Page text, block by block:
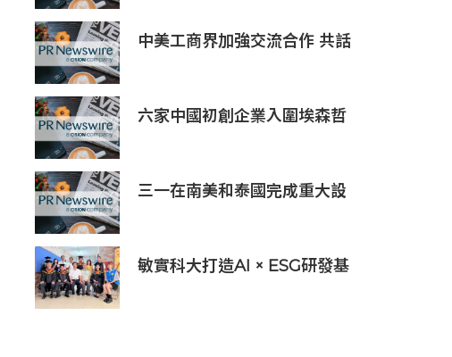
中美工商界加強交流合作 共話
六家中國初創企業入圍埃森哲
三一在南美和泰國完成重大設
敏實科大打造AI × ESG研發基